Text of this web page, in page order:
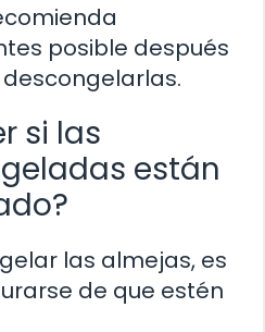
posible después
si las
están
las almejas, es
de que estén